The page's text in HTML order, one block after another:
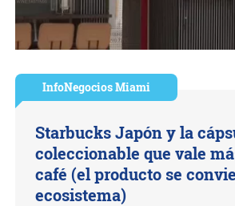
InfoNegocios Miami
Starbucks Japón y la
coleccionable que vale
café (el producto se
ecosistema)